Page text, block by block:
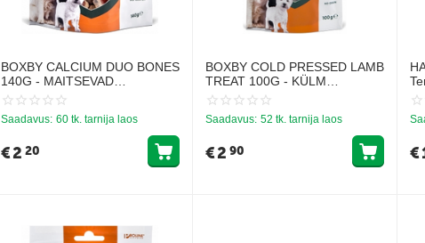
BOXBY CALCIUM DUO BONES
140G - MAITSEVAD
KALTSIUMI KONDI
PUPSIDELE JA
TÄISKASVANUD KOERTELE
Saadavus: 60 tk. tarnija laos
€2 20
BOXBY COLD PRESSED LAMB
TREAT 100G - KÜLM
PRESSIMISE MAIUS
LAMBALIHAGA
Saadavus: 52 tk. tarnija laos
€2 90 €